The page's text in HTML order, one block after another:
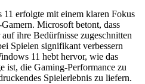
erfolgte mit einem klaren Fokus
Microsoft betont, dass
ihre Bedürfnisse zugeschnitten
Spielen signifikant verbessern
11 hebt hervor, wie das
ist, die Gaming-Performance zu
Spielerlebnis zu liefern.